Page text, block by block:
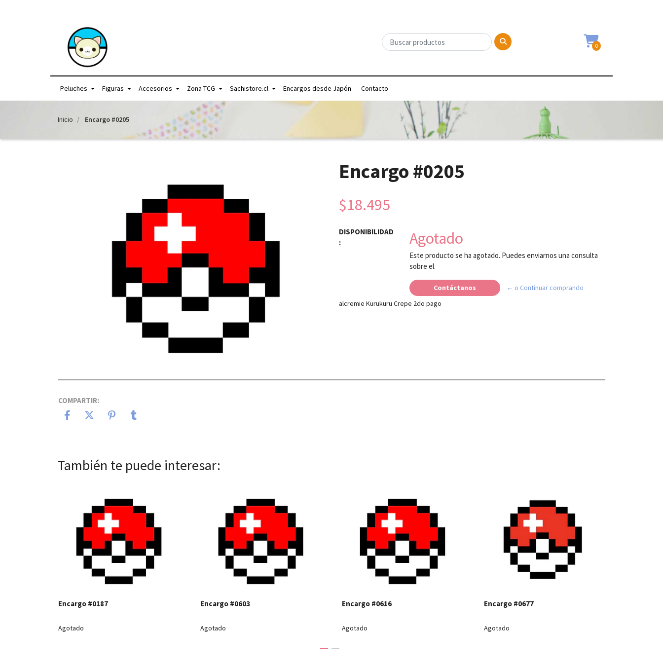
0
Peluches Figuras Accesorios Zona TCG Sachistore.cl Encargos desde Japón Contacto
Inicio Encargo #0205
Encargo #0205
$18.495
DISPONIBILIDAD
:
Agotado
Este producto se ha agotado. Puedes enviarnos una consulta
sobre el.
Contáctanos
← o Continuar comprando
alcremie Kurukuru Crepe 2do pago
COMPARTIR:
También te puede interesar:
Ver detalles
Encargo #0187
Agotado
Ver detalles
Encargo #0603
Agotado
Ver detalles
Encargo #0616
Agotado
Ver detalles
Encargo #0677
Agotado